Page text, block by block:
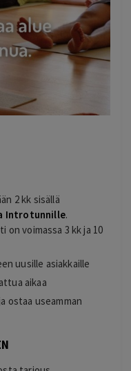
2 kk sisällä
Introtunnille.
on voimassa 3 kk ja 10
uusille asiakkaille
aikaa
ostaa useamman